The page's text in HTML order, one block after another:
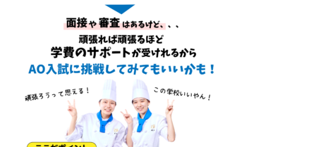
AO入試
指定校推薦入試
学校案内